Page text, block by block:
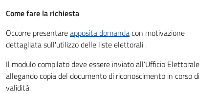
Come fare la richiesta
Occorre presentareapposita domandacon motivazione
dettagliata sull'utilizzo delle liste elettorali .
Il modulo compilato deve essere inviato all’Ufficio Elettorale
allegando copia del documento di riconoscimento in corso di
validità.